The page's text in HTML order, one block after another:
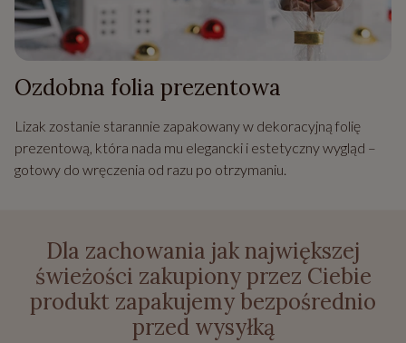
Ozdobna folia prezentowa
Lizak zostanie starannie zapakowany w dekoracyjną folię
prezentową, która nada mu elegancki i estetyczny wygląd –
gotowy do wręczenia od razu po otrzymaniu.
Dla zachowania jak największej
świeżości zakupiony przez Ciebie
produkt zapakujemy bezpośrednio
przed wysyłką